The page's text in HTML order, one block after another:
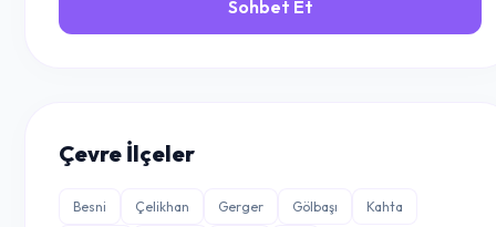
Sohbet Et
Çevre İlçeler
Besni Çelikhan Gerger Gölbaşı Kahta